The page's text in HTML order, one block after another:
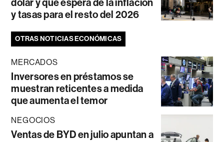
dólar y qué espera de la inflación
y tasas para el resto del 2026
OTRAS NOTICIAS ECONÓMICAS
MERCADOS
Inversores en préstamos se
muestran reticentes a medida
que aumenta el temor
NEGOCIOS
Ventas de BYD en julio apuntan a